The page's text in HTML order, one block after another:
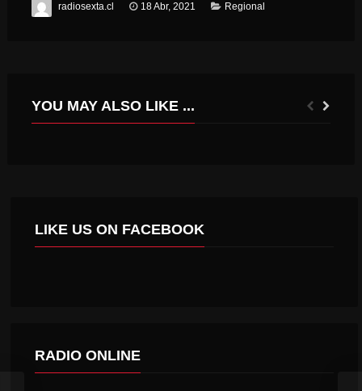
radiosexta.cl 18 Abr, 2021 Regional
YOU MAY ALSO LIKE ...
LIKE US ON FACEBOOK
RADIO ONLINE